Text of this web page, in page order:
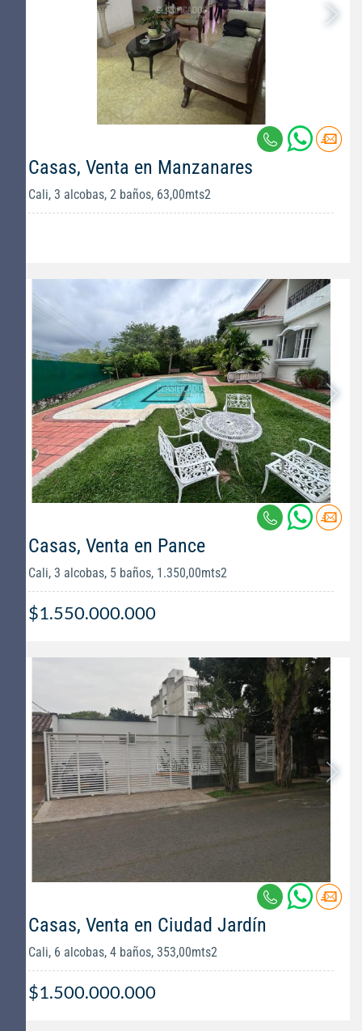
Casas, Venta en Manzanares
Cali, 3 alcobas, 2 baños, 63,00mts2
Casas, Venta en Pance
Cali, 3 alcobas, 5 baños, 1.350,00mts2
$1.550.000.000
Casas, Venta en Ciudad Jardín
Cali, 6 alcobas, 4 baños, 353,00mts2
$1.500.000.000